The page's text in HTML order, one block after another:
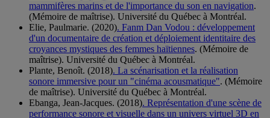
mammifères marins et de l'importance du son en navigation.
(Mémoire de maîtrise). Université du Québec à Montréal.
Elie, Paulmarie. (2020). Fanm Dan Vodou : développement
d'un documentaire de création et déploiement identitaire des
croyances mystiques des femmes haïtiennes. (Mémoire de
maîtrise). Université du Québec à Montréal.
Plante, Benoît. (2018). La scénarisation et la réalisation
sonore immersive pour un "cinéma acousmatique". (Mémoire
de maîtrise). Université du Québec à Montréal.
Ebanga, Jean-Jacques. (2018). Représentation d'une scène de
performance sonore et visuelle dans un univers virtuel 3D en